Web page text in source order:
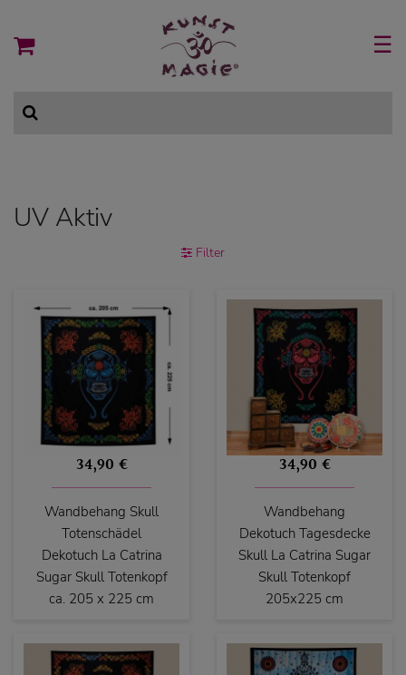
☰
UV Aktiv
Filter
34,90 €
Wandbehang Skull
Totenschädel
Dekotuch La Catrina
Sugar Skull Totenkopf
ca. 205 x 225 cm
34,90 €
Wandbehang
Dekotuch Tagesdecke
Skull La Catrina Sugar
Skull Totenkopf
205x225 cm